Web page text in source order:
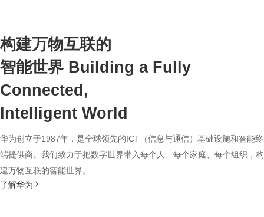
构建万物互联的
智能世界 Building a Fully
Connected,
Intelligent World
华为创立于1987年，是全球领先的ICT（信息与通信）基础设施和智能终
端提供商。我们致力于把数字世界带入每个人、每个家庭、每个组织，构
建万物互联的智能世界。
了解华为